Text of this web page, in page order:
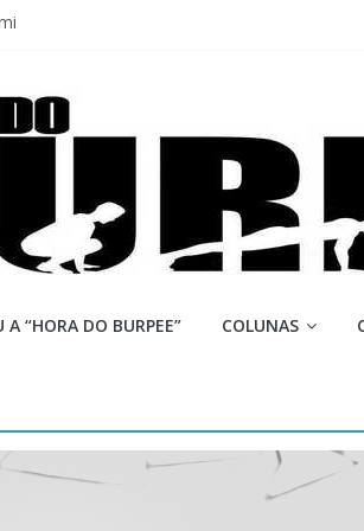
aquém no Games
A “HORA DO BURPEE” COLUNAS